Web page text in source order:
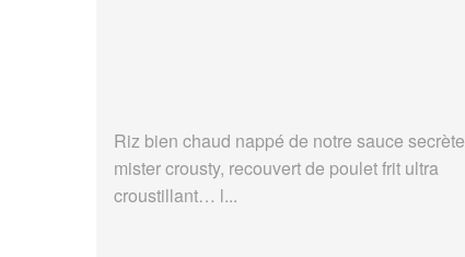
Riz bien chaud nappé de notre sauce secrète
mister crousty, recouvert de poulet frit ultra
croustillant… l...